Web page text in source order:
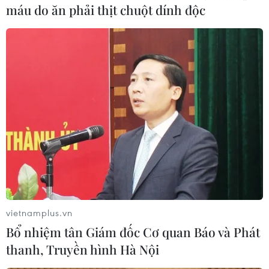
Đại sứ cũng bày tỏ vui mừng khi nhận thấy số
lượng sinh viên đang nghiêncứu, học tập tại
Italy đã tăng lên nhanh chóng so với trước. Sự
hiện diện củađông đảo sinh viên, lưu học sinh
tại Liên hoan đã chứng tỏ quan hệ ViệtNam–
Italy có sự phát triển rõ nét; các sinh viên sẽ là
cầu nối đóng vai trò quantrọng trong việc thúc
đẩy quan hệ hai nước ngày một phát triển trong
tương lai.
Đại sứ nhấn mạnh, việc đào tạo phát triển
nguồn nhân lực là một trong những nộidung
công tác quan trọng của Đại sứ quán Việt Nam
tại Italy.Trong thời giantới, Đại sứ quán sẽ tích
cực thúc đẩy các chương trình hợp tác, cơ chế
máu do ăn phải thịt chuột dính độc
vietnamplus.vn
Bổ nhiệm tân Giám đốc Cơ quan Báo và Phát
thanh, Truyền hình Hà Nội